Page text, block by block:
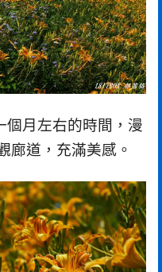
個月左右的時間，漫
廊道，充滿美感。